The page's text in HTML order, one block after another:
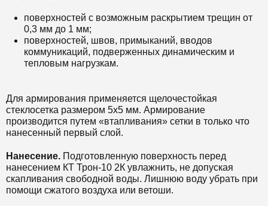
поверхностей с возможным раскрытием трещин от
0,3 мм до 1 мм;
поверхностей, швов, примыканий, вводов
коммуникаций, подверженных динамическим и
тепловым нагрузкам.
Для армирования применяется щелочестойкая
стеклосетка размером 5х5 мм. Армирование
производится путем «втапливания» сетки в только что
нанесенный первый слой.
Нанесение. Подготовленную поверхность перед
нанесением КТ Трон-10 2К увлажнить, не допуская
скапливания свободной воды. Лишнюю воду убрать при
помощи сжатого воздуха или ветоши.